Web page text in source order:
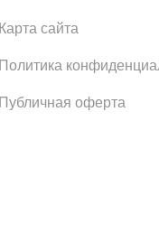
Карта сайта
Политика
Публичная оферта